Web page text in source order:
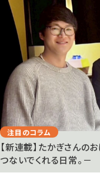
ー
ス
注目のコラム
【新連載】たかぎさんの
つないでくれる日常。－